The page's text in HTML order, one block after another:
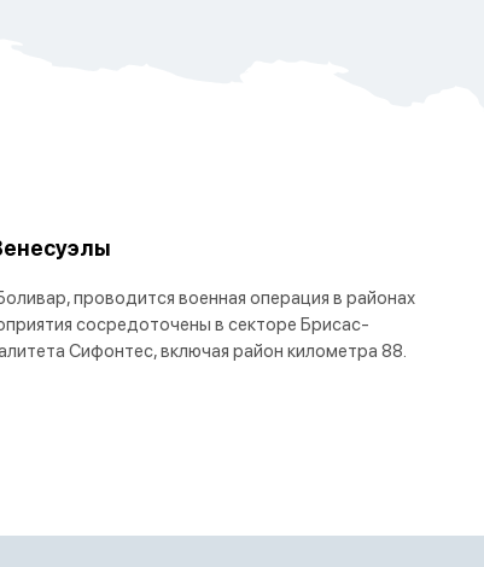
проводится военная операция в районах
сосредоточены в секторе Брисас-
Сифонтес, включая район километра 88.